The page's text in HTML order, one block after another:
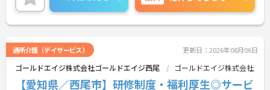
詳細をお話しいたしますのでお気軽にご相談くださ
い！
通所介護（デイサービス） 更新日：2026年08月06日
ゴールドエイジ株式会社ゴールドエイジ西尾 ゴールドエイジ株式会社
【愛知県／西尾市】研修制度・福利厚生◎サービ